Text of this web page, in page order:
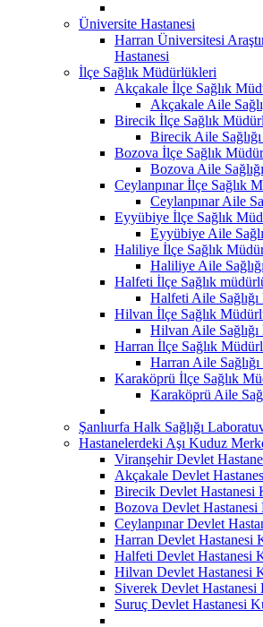
Üniversite Hastanesi
Harran Üniversitesi
Hastanesi
İlçe Sağlık Müdürlükleri
Akçakale İlçe Sağlık
Akçakale Aile
Birecik İlçe Sağlık
Birecik Aile
Bozova İlçe Sağlık
Bozova Aile
Ceylanpınar İlçe Sağlık
Ceylanpınar Aile
Eyyübiye İlçe Sağlık
Eyyübiye Aile
Haliliye İlçe Sağlık
Haliliye Aile
Halfeti İlçe Sağlık
Halfeti Aile
Hilvan İlçe Sağlık
Hilvan Aile
Harran İlçe Sağlık
Harran Aile
Karaköprü İlçe Sağlık
Karaköprü Aile
Şanlıurfa Halk Sağlığı
Hastanelerdeki Aşı Kuduz
Viranşehir Devlet
Akçakale Devlet
Birecik Devlet Hastanesi
Bozova Devlet
Ceylanpınar Devlet
Harran Devlet Hastanesi
Halfeti Devlet Hastanesi
Hilvan Devlet Hastanesi
Siverek Devlet
Suruç Devlet Hastanesi